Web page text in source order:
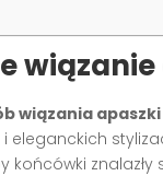
wiązania apaszki
eleganckich
końcówki